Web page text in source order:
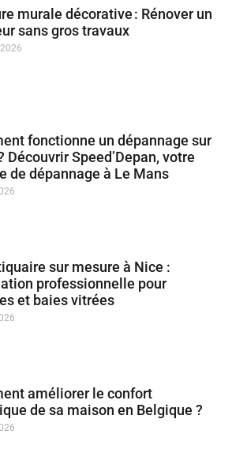
murale décorative : Rénover un
sans gros travaux
fonctionne un dépannage sur
Découvrir Speed’Depan, votre
de dépannage à Le Mans
sur mesure à Nice :
professionnelle pour
et baies vitrées
améliorer le confort
de sa maison en Belgique ?